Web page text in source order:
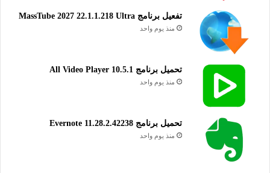
تفعيل برنامج MassTube 2027 22.1.1.218 Ultra
منذ يوم واحد
تحميل برنامج All Video Player 10.5.1
منذ يوم واحد
تحميل برنامج Evernote 11.28.2.42238
منذ يوم واحد